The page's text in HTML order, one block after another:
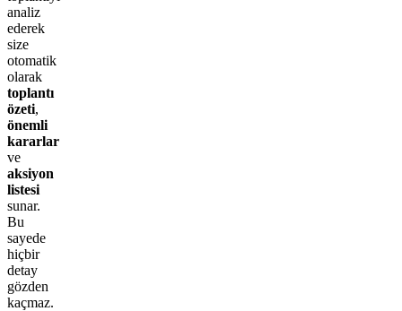
analiz
ederek
size
otomatik
olarak
toplantı
özeti,
önemli
kararlar
ve
aksiyon
listesi
sunar.
Bu
sayede
hiçbir
detay
gözden
kaçmaz.